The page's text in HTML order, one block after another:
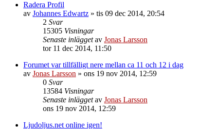
Radera Profil
av Johannes Edwartz » tis 09 dec 2014, 20:54
2 Svar
15305 Visningar
Senaste inläggetav Jonas Larsson
tor 11 dec 2014, 11:50
Forumet var tillfälligt nere mellan ca 11 och 12 i dag
av Jonas Larsson » ons 19 nov 2014, 12:59
0 Svar
13584 Visningar
Senaste inläggetav Jonas Larsson
ons 19 nov 2014, 12:59
Ljudoljus.net online igen!